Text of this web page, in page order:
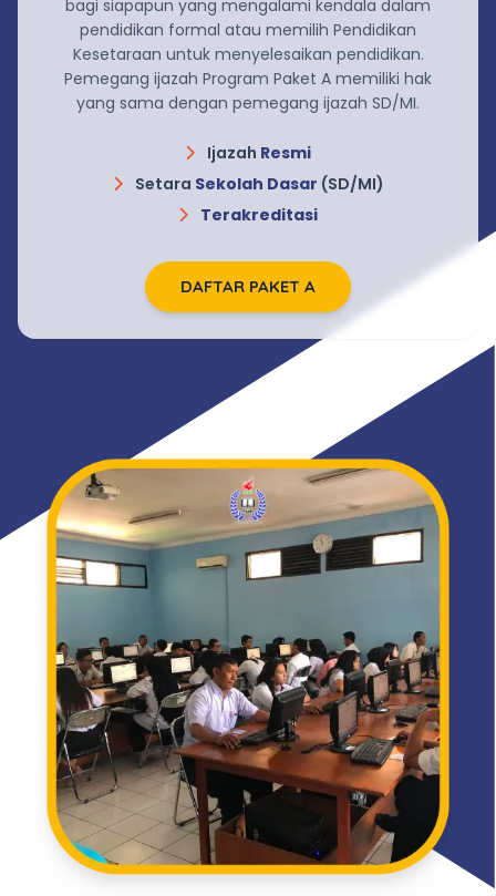
bagi siapapun yang mengalami kendala dalam
pendidikan formal atau memilih Pendidikan
Kesetaraan untuk menyelesaikan pendidikan.
Pemegang ijazah Program Paket A memiliki hak
yang sama dengan pemegang ijazah SD/MI.
Ijazah Resmi
Setara Sekolah Dasar (SD/MI)
Terakreditasi
DAFTAR PAKET A